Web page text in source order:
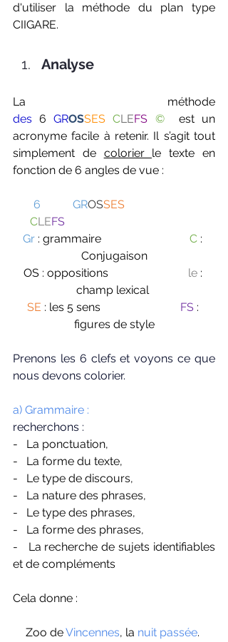
d'utiliser la méthode du plan type
CIIGARE.
Analyse
des 6 GROSSES CLEFS ©
est un
acronyme facile à retenir. Il s’agit tout
simplement de colorier le texte en
fonction de 6 angles de vue :
6           GROSSES
CLEFS
Gr : grammaire C :
Conjugaison
OS : oppositions
le :
champ lexical
SE : les 5 sens FS :
figures de style
Prenons les 6 clefs et voyons ce que
nous devons colorier.
a) Grammaire :
recherchons :
-   La ponctuation,
-   La forme du texte,
-   Le type de discours,
-   La nature des phrases,
-   Le type des phrases,
-   La forme des phrases,
-   La recherche de sujets identifiables
et de compléments
Cela donne :
Zoo de Vincennes, la nuit passée.